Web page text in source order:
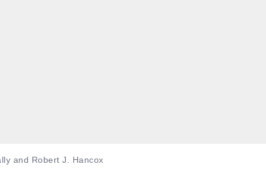
and Robert J. Hancox